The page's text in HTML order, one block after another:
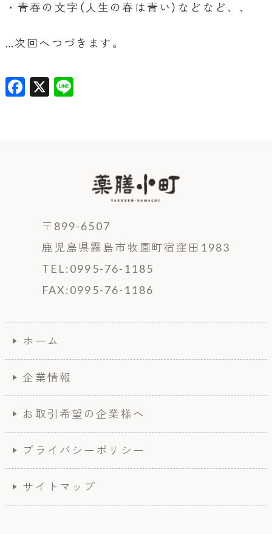
・青春の文字（人生の春は青い）などなど、、
…次回へつづきます。
F X Li
〒899-6507
鹿児島県霧島市牧園町宿窪田1983
TEL:0995-76-1185
FAX:0995-76-1186
ホーム
企業情報
お取引希望の企業様へ
プライバシーポリシー
サイトマップ